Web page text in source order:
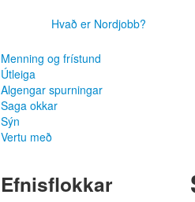
Hvað er Nordjobb?
Menning og frístund
Útleiga
Algengar spurningar
Saga okkar
Sýn
Vertu með
Efnisflokkar